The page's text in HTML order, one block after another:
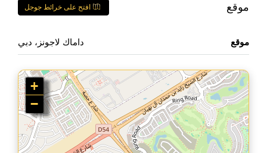
موقع افتح على خرائط جوجل
موقع داماك لاجونز، دبي
+
−